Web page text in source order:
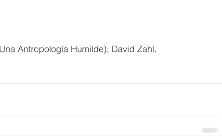
Antropología Humilde); David Zahl.